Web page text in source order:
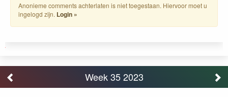
Anonieme comments achterlaten is niet toegestaan. Hiervoor moet u
ingelogd zijn. Login »
Week 35 2023